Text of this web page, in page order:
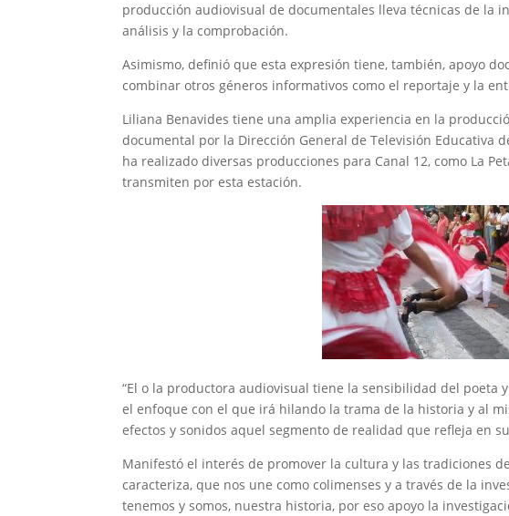
producción audiovisual de documentales lleva técnicas de la
análisis y la comprobación.
Asimismo, definió que esta expresión tiene, también, apoyo
combinar otros géneros informativos como el reportaje y la
Liliana Benavides tiene una amplia experiencia en la
documental por la Dirección General de Televisión Educativa
ha realizado diversas producciones para Canal 12, como La
transmiten por esta estación.
“El o la productora audiovisual tiene la sensibilidad del poeta
el enfoque con el que irá hilando la trama de la historia y al
efectos y sonidos aquel segmento de realidad que refleja en
Manifestó el interés de promover la cultura y las tradiciones
caracteriza, que nos une como colimenses y a través de la
tenemos y somos, nuestra historia, por eso apoyo la